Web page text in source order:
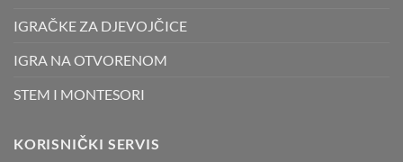
IGRAČKE ZA DJEVOJČICE
IGRA NA OTVORENOM
STEM I MONTESORI
KORISNIČKI SERVIS